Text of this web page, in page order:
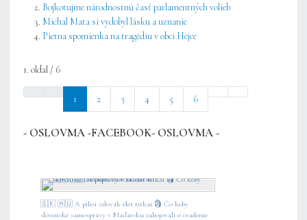
Bojkotujme národnostnú časť parlamentných volieb
Michal Mata si vydobyl lásku a uznanie
Pietna spomienka na tragédiu v obci Hejce
1. oldal / 6
1 2 3 4 5 6
- OSLOVMA -FACEBOOK- OSLOVMA -
🇸🇰 🇭🇺 A pilisi szlovák élet titkai 🗿 Čo keby
slovenské samosprávy v Maďarsku zabojovali o osadenie